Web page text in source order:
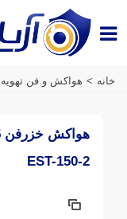
خانه > هواکش و فن تهویه
EST-150-2